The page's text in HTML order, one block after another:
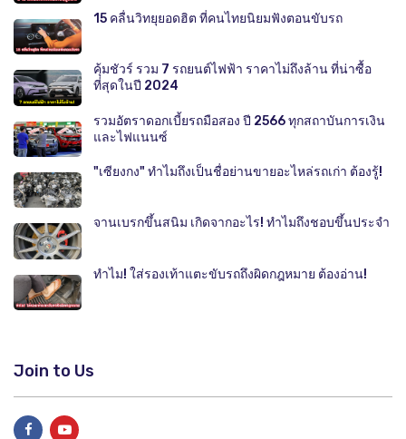
15 คลื่นวิทยุยอดฮิต ที่คนไทยนิยมฟังตอนขับรถ
คุ้มชัวร์ รวม 7 รถยนต์ไฟฟ้า ราคาไม่ถึงล้าน ที่น่าซื้อ
ที่สุดในปี 2024
รวมอัตราดอกเบี้ยรถมือสอง ปี 2566 ทุกสถาบันการเงิน
และไฟแนนซ์
"เซียงกง" ทำไมถึงเป็นชื่อย่านขายอะไหล่รถเก่า ต้องรู้!
จานเบรกขึ้นสนิม เกิดจากอะไร! ทำไมถึงชอบขึ้นประจำ
ทำไม! ใส่รองเท้าแตะขับรถถึงผิดกฎหมาย ต้องอ่าน!
Join to Us